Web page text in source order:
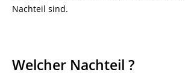
Nachteil sind.
Welcher Nachteil ?